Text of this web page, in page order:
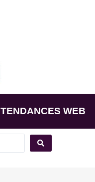
TENDANCES WEB